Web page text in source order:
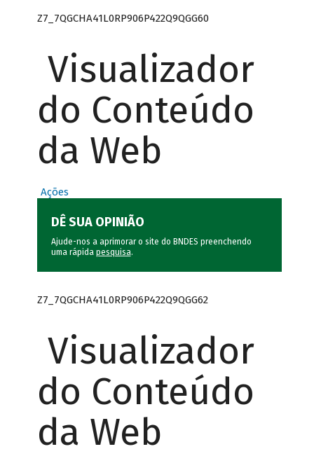
Z7_7QGCHA41L0RP906P422Q9QGG60
Visualizador
do Conteúdo
da Web
Ações
DÊ SUA OPINIÃO
Ajude-nos a aprimorar o site do BNDES preenchendo
uma rápida pesquisa.
Z7_7QGCHA41L0RP906P422Q9QGG62
Visualizador
do Conteúdo
da Web